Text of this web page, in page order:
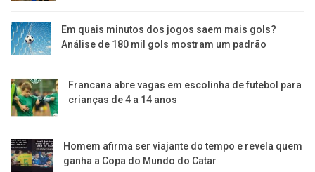
Em quais minutos dos jogos saem mais gols?
Análise de 180 mil gols mostram um padrão
Francana abre vagas em escolinha de futebol para
crianças de 4 a 14 anos
Homem afirma ser viajante do tempo e revela quem
ganha a Copa do Mundo do Catar